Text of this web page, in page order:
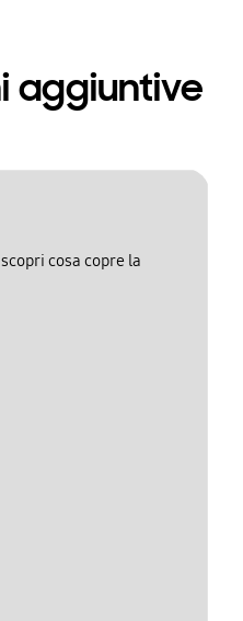
aggiuntive
cosa copre la